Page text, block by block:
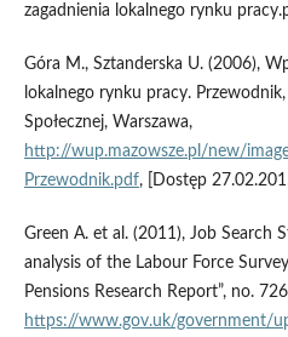
zagadnienia lokalnego rynku
Góra M., Sztanderska U. (2006),
lokalnego rynku pracy.
Społecznej, Warszawa,
http://wup.mazowsze.pl/new/
Przewodnik.pdf, [Dostęp
Green A. et al. (2011), Job Search
analysis of the Labour Force
Pensions Research Report”, no.
https://www.gov.uk/government/